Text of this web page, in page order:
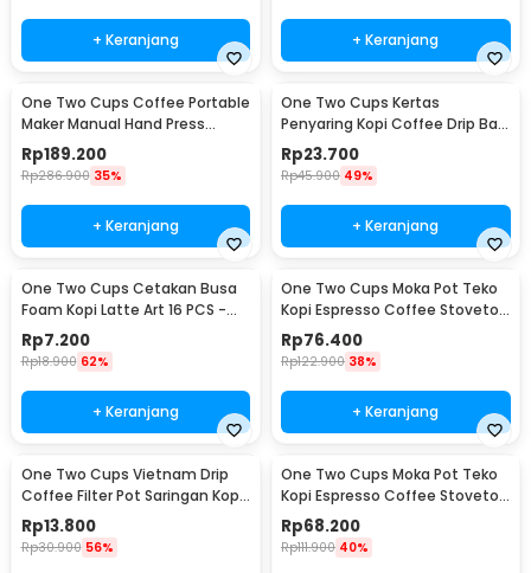
+ Keranjang + Keranjang
One Two Cups Coffee Portable
Maker Manual Hand Press
Espresso 300ml - T35066
Rp189.200
Rp286.900 35%
+ Keranjang
One Two Cups Kertas
Penyaring Kopi Coffee Drip Bag
Paper Filter 50PCS - T111
Rp23.700
Rp45.900 49%
+ Keranjang
One Two Cups Cetakan Busa
Foam Kopi Latte Art 16 PCS -
JJYE01
Rp7.200
Rp18.900 62%
+ Keranjang
One Two Cups Moka Pot Teko
Kopi Espresso Coffee Stovetop
6 Cup 300ml - Z20
Rp76.400
Rp122.900 38%
+ Keranjang
One Two Cups Vietnam Drip
Coffee Filter Pot Saringan Kopi
180ml 8Q - LC1
Rp13.800
Rp30.900 56%
One Two Cups Moka Pot Teko
Kopi Espresso Coffee Stovetop
4 Cup 200ml - Z20
Rp68.200
Rp111.900 40%